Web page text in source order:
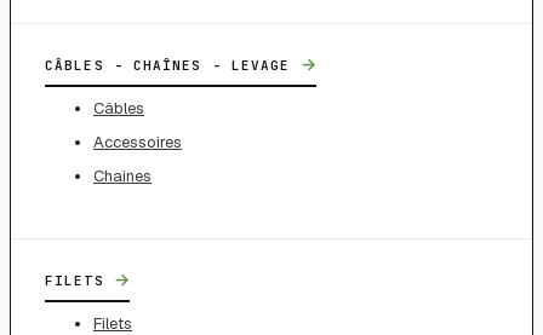
CÂBLES - CHAÎNES - LEVAGE →
Câbles
Accessoires
Chaines
FILETS →
Filets